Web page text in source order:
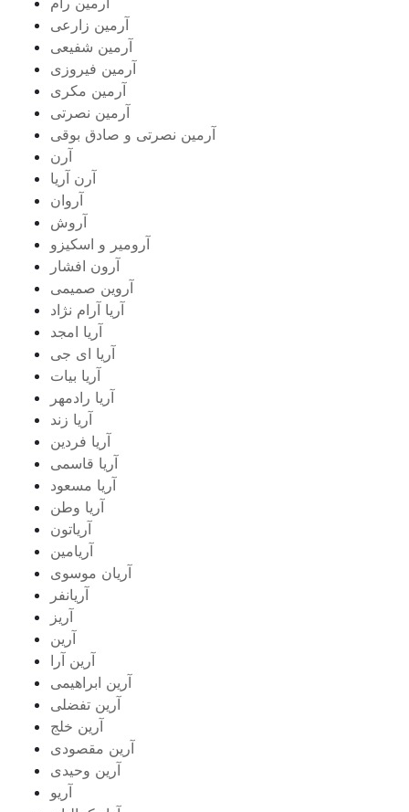
آرمین زارعی
آرمین شفیعی
آرمین فیروزی
آرمین مکری
آرمین نصرتی
آرمین نصرتی و صادق بوقی
آرن
آرن آریا
آروان
آروش
آرومیر و اسکیزو
آرون افشار
آروین صمیمی
آریا آرام نژاد
آریا امجد
آریا ای جی
آریا بیات
آریا رادمهر
آریا زند
آریا فردین
آریا قاسمی
آریا مسعود
آریا وطن
آریاتون
آریامین
آریان موسوی
آریانفر
آریز
آرین
آرین آرا
آرین ابراهیمی
آرین تفضلی
آرین خلج
آرین مقصودی
آرین وحیدی
آریو